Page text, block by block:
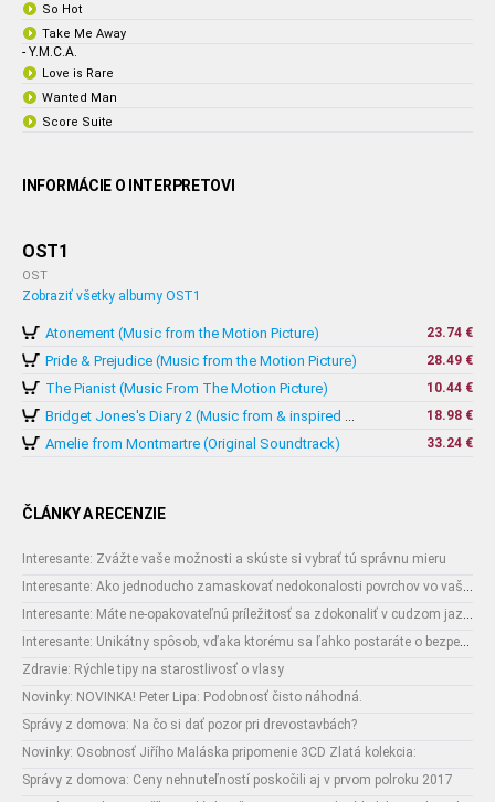
So Hot
Take Me Away
- Y.M.C.A.
Love is Rare
Wanted Man
Score Suite
INFORMÁCIE O INTERPRETOVI
OST1
OST
Zobraziť všetky albumy OST1
Atonement (Music from the Motion Picture) 23.74 €
Pride & Prejudice (Music from the Motion Picture) 28.49 €
The Pianist (Music From The Motion Picture)
10.44 €
Bridget Jones's Diary 2 (Music from & inspired by The Motion Picture)
18.98 €
Amelie from Montmartre (Original Soundtrack) 33.24 €
ČLÁNKY A RECENZIE
Interesante: Zvážte vaše možnosti a skúste si vybrať tú správnu mieru
Interesante: Ako jednoducho zamaskovať nedokonalosti povrchov vo vašom interiéri
Interesante: Máte ne-opakovateľnú príležitosť sa zdokonaliť v cudzom jazyku
Interesante: Unikátny spôsob, vďaka ktorému sa ľahko postaráte o bezpečnosť vašich zásielok
Zdravie: Rýchle tipy na starostlivosť o vlasy
Novinky: NOVINKA! Peter Lipa: Podobnosť čisto náhodná.
Správy z domova: Na čo si dať pozor pri drevostavbách?
Novinky: Osobnosť Jiřího Maláska pripomenie 3CD Zlatá kolekcia:
Správy z domova: Ceny nehnuteľností poskočili aj v prvom polroku 2017